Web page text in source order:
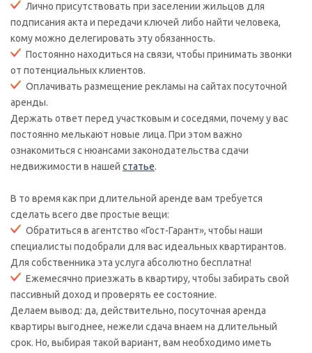
Лично присутствовать при заселении жильцов для
подписания акта и передачи ключей либо найти человека,
кому можно делегировать эту обязанность.
Постоянно находиться на связи, чтобы принимать звонки
от потенциальных клиентов.
Оплачивать размещение рекламы на сайтах посуточной
аренды.
Держать ответ перед участковым и соседями, почему у вас
постоянно мелькают новые лица. При этом важно
ознакомиться с нюансами законодательства сдачи
недвижимости в нашей статье.
В то время как при длительной аренде вам требуется
сделать всего две простые вещи:
Обратиться в агентство «Гост-Гарант», чтобы наши
специалисты подобрали для вас идеальных квартирантов.
Для собственника эта услуга абсолютно бесплатна!
Ежемесячно приезжать в квартиру, чтобы забирать свой
пассивный доход и проверять ее состояние.
Делаем вывод: да, действительно, посуточная аренда
квартиры выгоднее, нежели сдача внаем на длительный
срок. Но, выбирая такой вариант, вам необходимо иметь